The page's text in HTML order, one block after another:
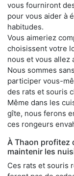
vous fourniront
pour vous aider à
habitudes.
Vous aimeriez
choisissent votre
nous et vous allez
Nous sommes
participer vous-
des rats et souris
Même dans les
gîte, nous ferons
ces rongeurs
À Thaon profitez
maintenir les
Ces rats et souris